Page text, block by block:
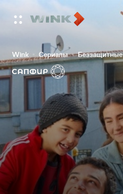
Wink Сериалы Беззащитные